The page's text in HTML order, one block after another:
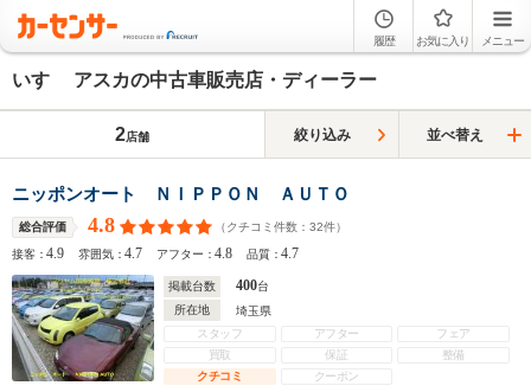
履歴 お気に入り メニュー
いすゞ アスカの中古車販売店・ディーラー
2店舗 絞り込み 並べ替え
ニッポンオート ＮＩＰＰＯＮ ＡＵＴＯ
総合評価 4.8 （クチコミ件数： 32件）
接客：4.9 雰囲気：4.7 アフター：4.8 品質：4.7
掲載台数 400台
所在地
埼玉県
スタッフ
アフター
フェア
買取
保証
整備
クチコミ
クーポン